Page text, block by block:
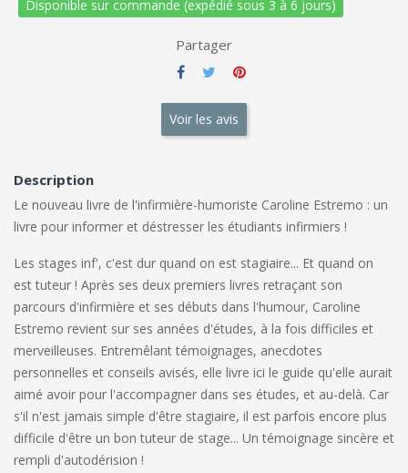
Disponible sur commande (expédié sous 3 à 6 jours)
Partager
Voir les avis
Description
Le nouveau livre de l'infirmière-humoriste Caroline Estremo : un
livre pour informer et déstresser les étudiants infirmiers !
Les stages inf', c'est dur quand on est stagiaire... Et quand on
est tuteur !​ Après ses deux premiers livres retraçant son
parcours d'infirmière et ses débuts dans l'humour, Caroline
Estremo revient sur ses années d'études, à la fois difficiles et
merveilleuses. Entremêlant témoignages, anecdotes
personnelles et conseils avisés, elle livre ici le guide qu'elle aurait
aimé avoir pour l'accompagner dans ses études, et au-delà. Car
s'il n'est jamais simple d'être stagiaire, il est parfois encore plus
difficile d'être un bon tuteur de stage... Un témoignage sincère et
rempli d'autodérision !